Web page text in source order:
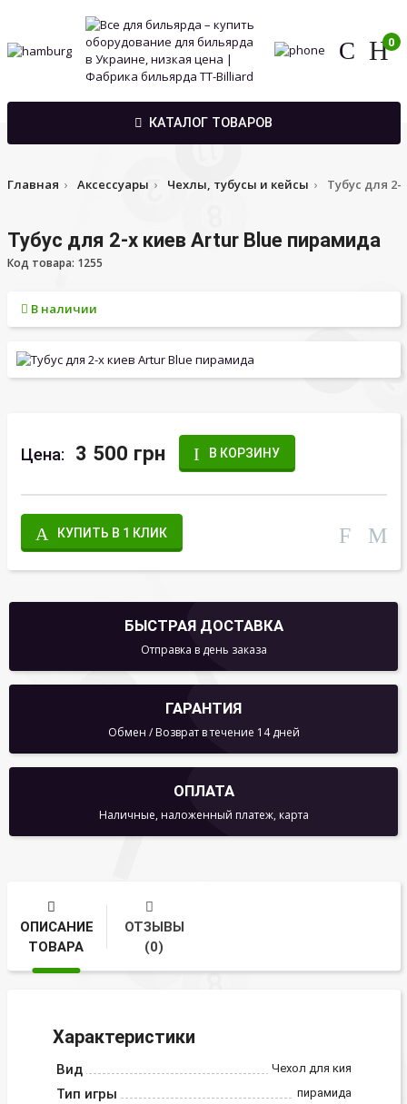
0
КАТАЛОГ ТОВАРОВ
Главная Аксессуары Чехлы, тубусы и кейсы Тубус для
Тубус для 2-х киев Artur Blue пирамида
Код товара: 1255
В наличии
Цена: 3 500 грн В КОРЗИНУ
КУПИТЬ В 1 КЛИК
БЫСТРАЯ ДОСТАВКА
Отправка в день заказа
ГАРАНТИЯ
Обмен / Возврат в течение 14 дней
ОПЛАТА
Наличные, наложенный платеж, карта
ОПИСАНИЕ
ТОВАРА
ОТЗЫВЫ
(0)
Характеристики
Вид Чехол для кия
Тип игры пирамида